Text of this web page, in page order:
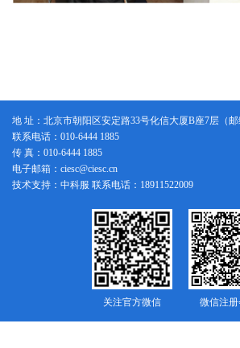
地 址：北京市朝阳区安定路33号化信大厦B座7层（邮
联系电话：010-6444 1885
传 真：010-6444 1885
电子邮箱：ciesc@ciesc.cn
技术支持：中科服 联系电话：18911522009
关注官方微信 微信注册